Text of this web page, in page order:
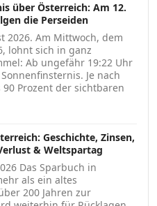
über Österreich: Am 12.
die Perseiden
2026. Am Mittwoch, dem
lohnt sich in ganz
Ab ungefähr 19:22 Uhr
Je nach
Prozent der sichtbaren
Geschichte, Zinsen,
& Weltspartag
Das Sparbuch in
als ein altes
200 Jahren zur